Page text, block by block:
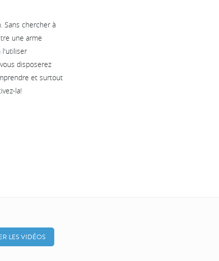
Sans chercher à
une arme
l'utiliser
disposerez
et surtout
la!
LES VIDÉOS